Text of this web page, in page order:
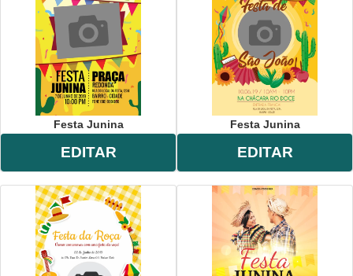
Festa Junina
EDITAR
Festa Junina
EDITAR